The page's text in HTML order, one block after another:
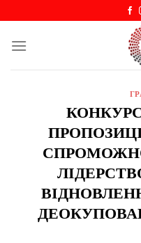
content